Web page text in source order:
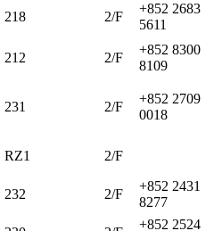
218 2/F
+852 2683
5611
212 2/F
+852 8300
8109
231 2/F
+852 2709
0018
RZ1 2/F
232 2/F
+852 2431
8277
+852 2524